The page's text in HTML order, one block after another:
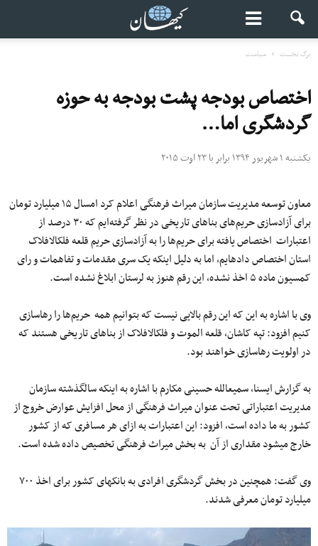
برگ نخست سیاست
اختصاص بودجه پشت بودجه به حوزه
گردشگری اما…
یکشنبه ۱ شهریور ۱۳۹۴ برابر با ۲۳ اوت ۲۰۱۵
معاون توسعه مدیریت سازمان میراث فرهنگی اعلام کرد امسال ۱۵ میلیارد تومان
برای آزادسازی حریم‌های بناهای تاریخی در نظر گرفته‌ایم که ۳۰ درصد از
اعتبارات اختصاص یافته برای حریم‌ها را به آزادسازی حریم قلعه فلک‎الافلاک
استان اختصاص داده‎ایم، اما به دلیل اینکه یک ‎سری مقدمات و تفاهمات و رای
کمسیون ماده ۵ اخذ نشده، این رقم هنوز به لرستان ابلاغ نشده است.
وی با اشاره به این که این رقم بالایی نیست که بتوانیم همه حریم‌ها را رهاسازی
کنیم افزود: تپه کاشان، قلعه الموت و فلک‎الافلاک از بناهای تاریخی هستند که
در اولویت رهاسازی خواهند بود.
به گزارش ایسنا، سمیع‎الله حسینی مکارم با اشاره به اینکه سال‎گذشته سازمان
مدیریت اعتباراتی تحت عنوان میراث فرهنگی از محل افزایش عوارض خروج از
کشور به ما داده است، افزود: این اعتبارات به ازای هر مسافری که از کشور
خارج می‎شود مقداری از آن به بخش میراث فرهنگی تخصیص داده شده است.
وی گفت: همچنین در بخش گردشگری افرادی به بانک‎های کشور برای اخذ ۷۰۰
میلیارد تومان معرفی شدند.